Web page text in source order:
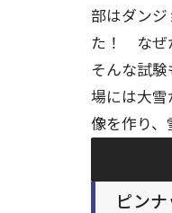
部はダン
た！ なぜ
そんな試
場には大
像を作り
ピン